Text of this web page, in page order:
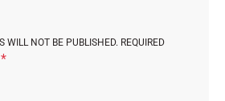
WILL NOT BE PUBLISHED. REQUIRED
*